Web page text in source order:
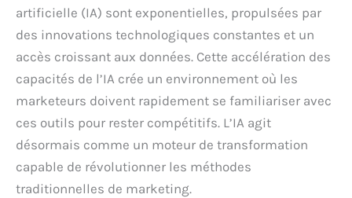
artificielle (IA) sont exponentielles, propulsées par
des innovations technologiques constantes et un
accès croissant aux données. Cette accélération des
capacités de l’IA crée un environnement où les
marketeurs doivent rapidement se familiariser avec
ces outils pour rester compétitifs. L’IA agit
désormais comme un moteur de transformation
capable de révolutionner les méthodes
traditionnelles de marketing.